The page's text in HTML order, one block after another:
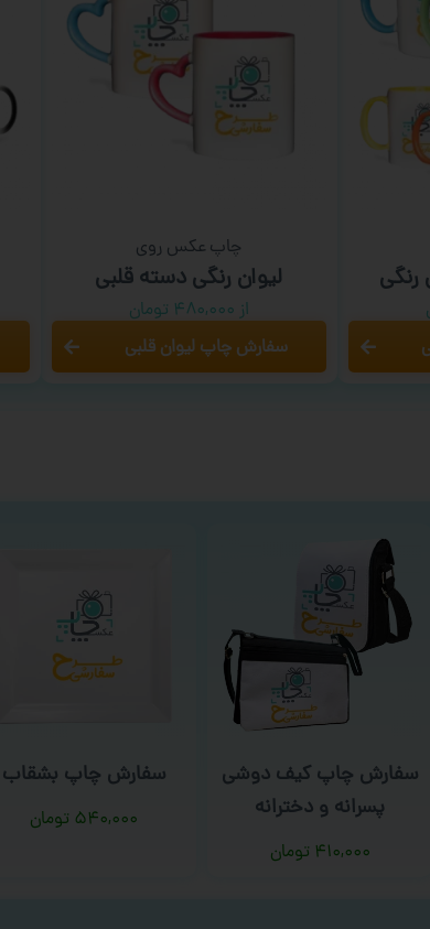
رنگی
چاپ عکس روی
لیوان رنگی دسته قلبی
از ۴۸۰,۰۰۰ تومان
سفارش چاپ لیوان قلبی
سفارش چاپ بشقاب
۵۴۰,۰۰۰ تومان
سفارش چاپ دفتر
کلاسوری